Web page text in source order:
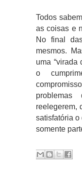
Todos
as coisas e
No final
mesmos.
uma “virada
o
reelegerem,
satisfatória
somente